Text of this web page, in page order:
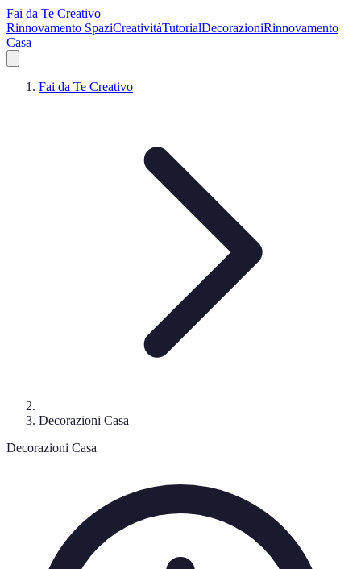
Fai da Te Creativo
Rinnovamento SpaziCreativitàTutorialDecorazioniRinnovamento
Casa
Fai da Te Creativo
Decorazioni Casa
Decorazioni Casa